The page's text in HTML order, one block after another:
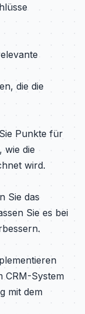
die die
Punkte für
wie die
wird.
Sie das
Sie es bei
CRM-System
mit dem